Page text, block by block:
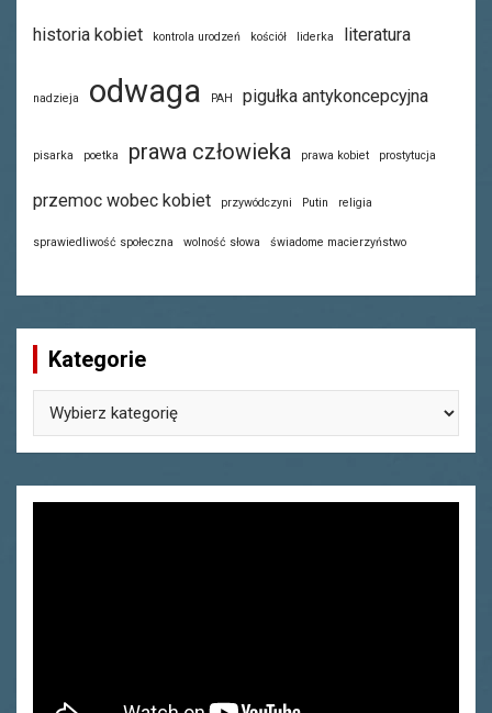
historia kobiet kontrola urodzeń kościół liderka literatura
nadzieja odwaga PAH pigułka antykoncepcyjna
pisarka poetka prawa człowieka prawa kobiet prostytucja
przemoc wobec kobiet przywódczyni Putin religia
sprawiedliwość społeczna wolność słowa świadome macierzyństwo
Kategorie